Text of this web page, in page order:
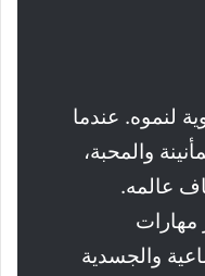
لنموه. عندما
والمحبة،
عالمه.
مهارات
والجسدية